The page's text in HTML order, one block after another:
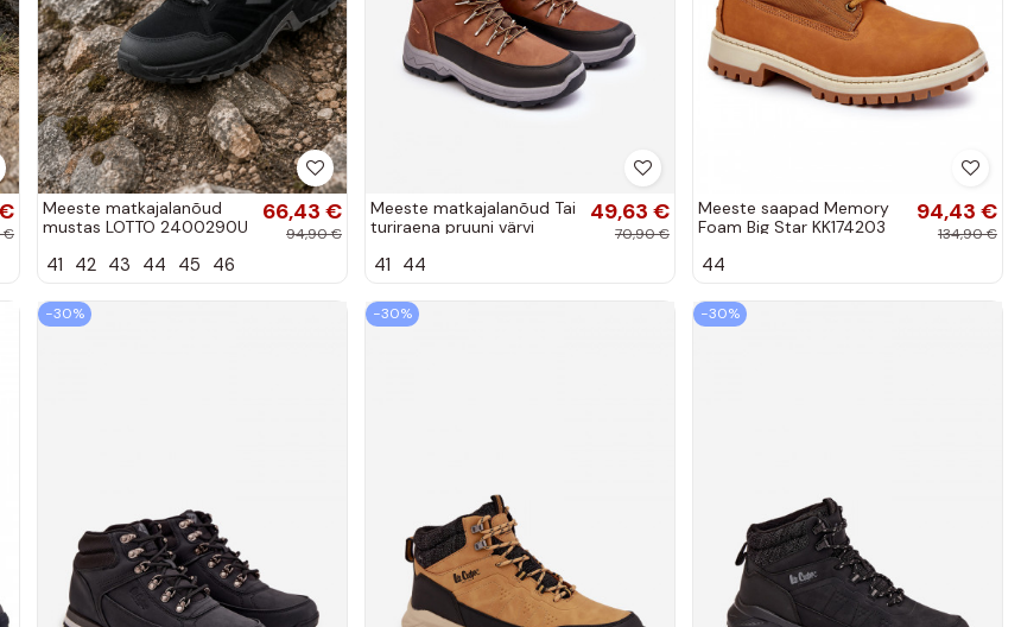
€
Meeste matkajalanõud
mustas LOTTO 2400290U
66,43 €
94,90 €
41 42 43 44 45 46
Meeste matkajalanõud Tai
turiraena pruuni värvi
49,63 €
70,90 €
41 44
Meeste saapad Memory
Foam Big Star KK174203
94,43 €
134,90 €
44
−30% −30% −30%